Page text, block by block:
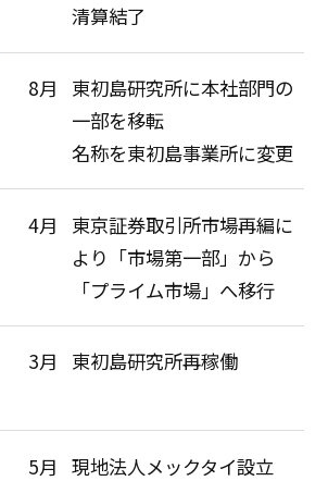
清算結了
8月
東初島研究所に本社部門の
一部を移転
名称を東初島事業所に変更
4月
東京証券取引所市場再編に
より「市場第一部」から
「プライム市場」へ移行
3月 東初島研究所再稼働
5月 現地法人メックタイ設立